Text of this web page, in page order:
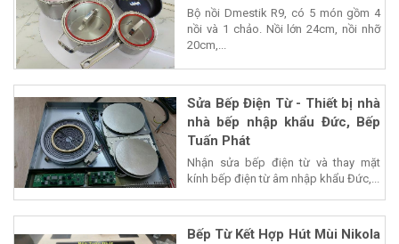
Bộ nồi Dmestik R9, có 5 món gồm 4
nồi và 1 chảo. Nồi lớn 24cm, nồi nhỡ
20cm,...
Sửa Bếp Điện Từ - Thiết bị nhà
nhà bếp nhập khẩu Đức, Bếp
Tuấn Phát
Nhận sửa bếp điện từ và thay mặt
kính bếp điện từ âm nhập khẩu Đức,...
Bếp Từ Kết Hợp Hút Mùi Nikola